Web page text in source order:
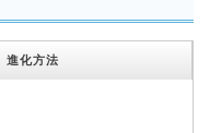
進化方法